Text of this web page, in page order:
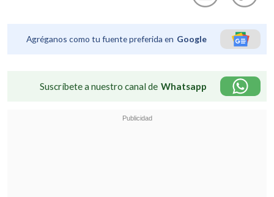
Agréganos como tu fuente preferida en Google
Suscríbete a nuestro canal de Whatsapp